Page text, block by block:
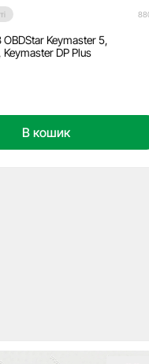
Keymaster 5,
Keymaster DP Plus
В кошик